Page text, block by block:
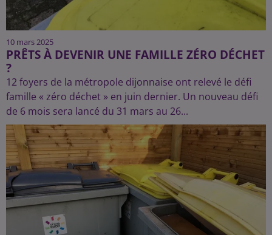
10 mars 2025
PRÊTS À DEVENIR UNE FAMILLE ZÉRO DÉCHET
?
12 foyers de la métropole dijonnaise ont relevé le défi
famille « zéro déchet » en juin dernier. Un nouveau défi
de 6 mois sera lancé du 31 mars au 26...